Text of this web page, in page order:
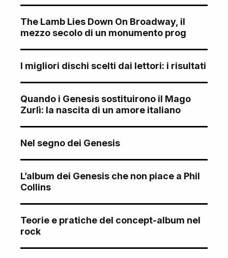
The Lamb Lies Down On Broadway, il
mezzo secolo di un monumento prog
I migliori dischi scelti dai lettori: i risultati
Quando i Genesis sostituirono il Mago
Zurlì: la nascita di un amore italiano
Nel segno dei Genesis
L’album dei Genesis che non piace a Phil
Collins
Teorie e pratiche del concept-album nel
rock